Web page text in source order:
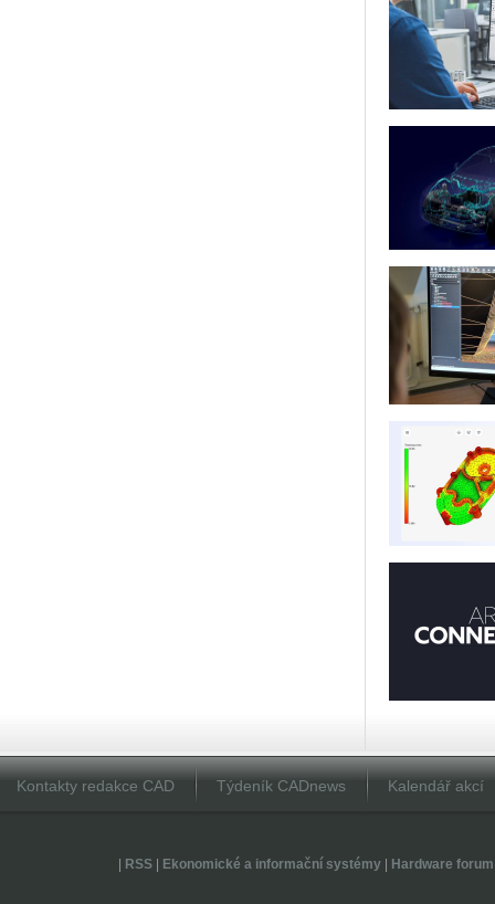
Kontakty redakce CAD Týdeník CADnews Kalendář akcí
RSS| Ekonomické a informační systémy| Hardware forum